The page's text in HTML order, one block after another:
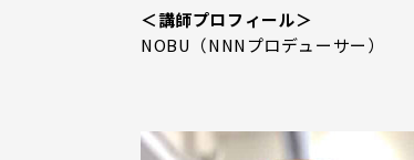
＜講師プロフィール＞
NOBU（NNNプロデューサー）